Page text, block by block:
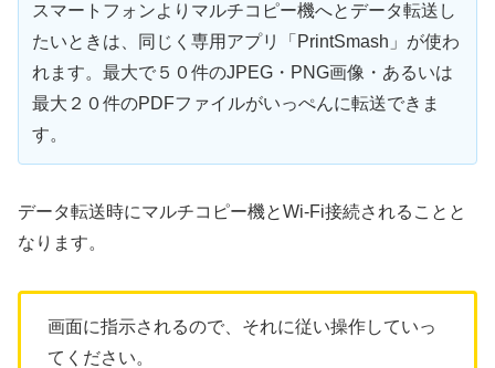
スマートフォンよりマルチコピー機へとデータ転送し
たいときは、同じく専用アプリ「PrintSmash」が使わ
れます。最大で５０件のJPEG・PNG画像・あるいは
最大２０件のPDFファイルがいっぺんに転送できま
す。
データ転送時にマルチコピー機とWi-Fi接続されることと
なります。
画面に指示されるので、それに従い操作していっ
てください。